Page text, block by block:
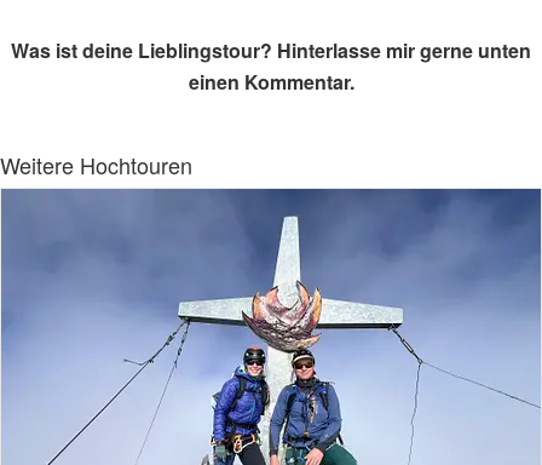
Was ist deine Lieblingstour? Hinterlasse mir gerne unten
einen Kommentar.
Weitere Hochtouren